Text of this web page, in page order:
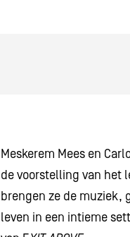
Meskerem Mees en
de voorstelling van het
brengen ze de muziek,
leven in een intieme